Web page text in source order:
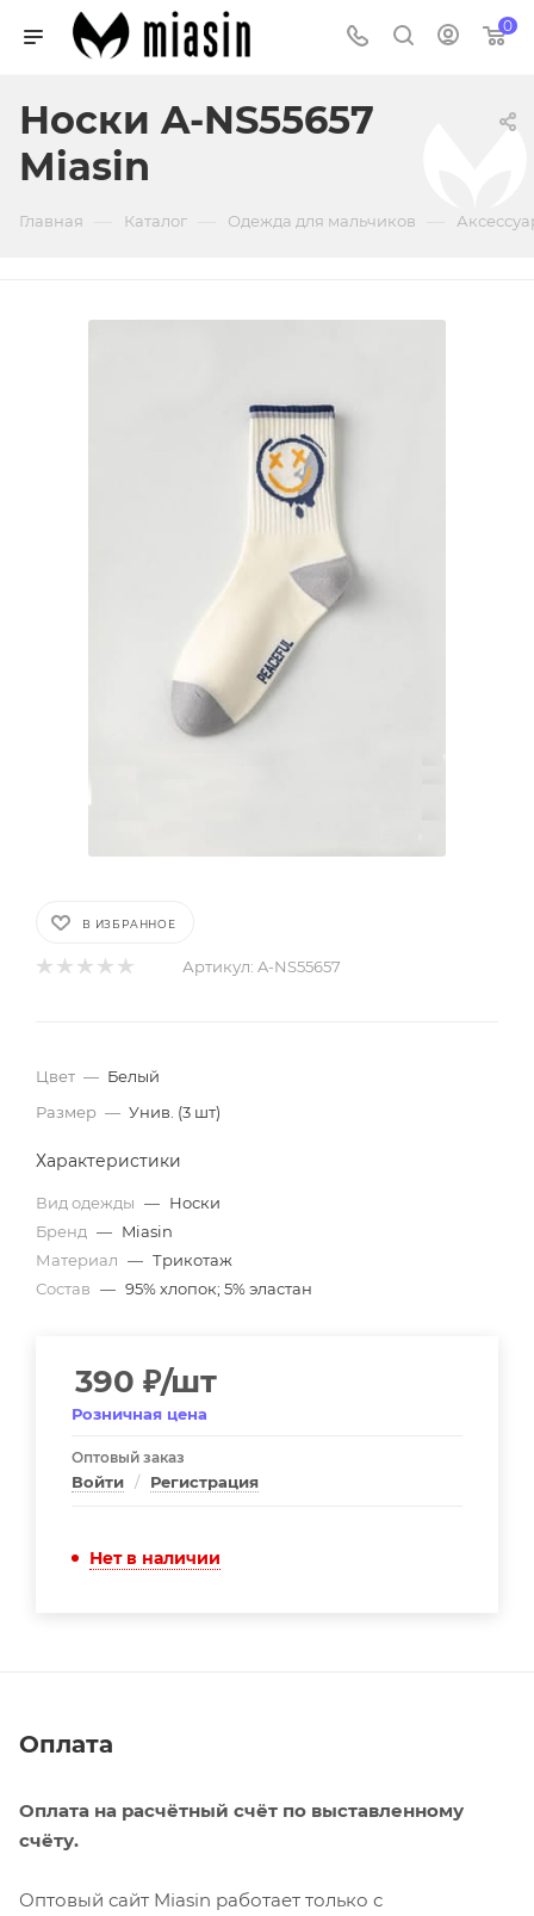
0
Носки A-NS55657
Miasin
Главная Каталог Одежда для мальчиков
В ИЗБРАННОЕ
Артикул: A-NS55657
Цвет — Белый
Размер — Унив. (3 шт)
Характеристики
Вид одежды — Носки
Бренд — Miasin
Материал — Трикотаж
Состав — 95% хлопок; 5% эластан
390 ₽/шт
Розничная цена
Оптовый заказ
Войти / Регистрация
Нет в наличии
Оплата
Оплата на расчётный счёт по выставленному
счёту.
Оптовый сайт Miasin работает только с